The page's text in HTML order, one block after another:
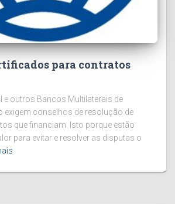
para contratos
e outros Bancos Multilaterais de
exigem conselhos de resolução de
que financiam. Isto porque estão
para evitar e resolver as disputas o